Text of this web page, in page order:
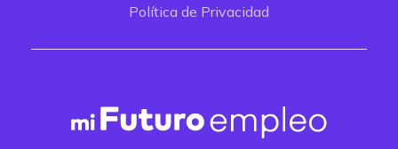
Política de Privacidad